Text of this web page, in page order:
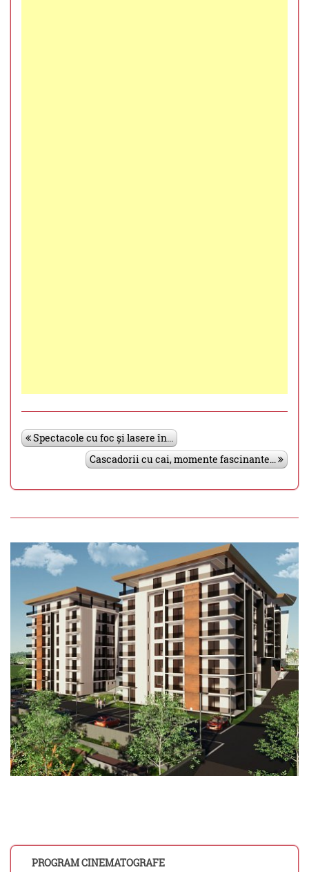
Spectacole cu foc și lasere în...
Cascadorii cu cai, momente fascinante...
PROGRAM CINEMATOGRAFE